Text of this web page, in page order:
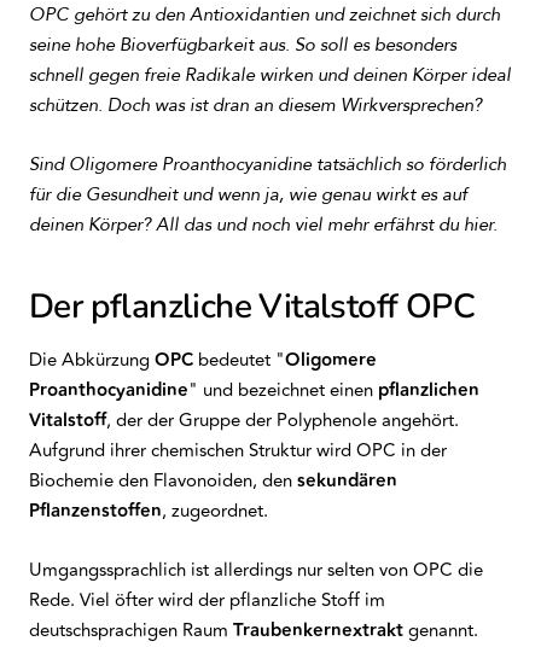
OPC gehört zu den Antioxidantien und zeichnet sich durch
seine hohe Bioverfügbarkeit aus. So soll es besonders
schnell gegen freie Radikale wirken und deinen Körper ideal
schützen. Doch was ist dran an diesem Wirkversprechen?
Sind Oligomere Proanthocyanidine tatsächlich so förderlich
für die Gesundheit und wenn ja, wie genau wirkt es auf
deinen Körper? All das und noch viel mehr erfährst du hier.
Der pflanzliche Vitalstoff OPC
Die AbkürzungOPC bedeutet "Oligomere
Proanthocyanidine" und bezeichnet einen pflanzlichen
Vitalstoff, der der Gruppe der Polyphenole angehört.
Aufgrund ihrer chemischen Struktur wird OPC in der
Biochemie den Flavonoiden, densekundären
Pflanzenstoffen, zugeordnet.
Umgangssprachlich ist allerdings nur selten von OPC die
Rede. Viel öfter wird der pflanzliche Stoff im
deutschsprachigen Raum Traubenkernextraktgenannt.